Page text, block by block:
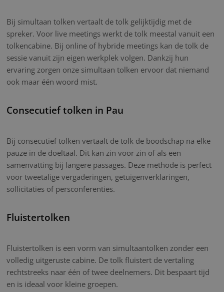
Bij simultaan tolken vertaalt de tolk gelijktijdig met de
spreker. Voor live meetings werkt de tolk meestal vanuit een
tolkencabine. Bij online of hybride meetings kan de tolk de
sessie vanuit zijn eigen werkplek volgen. Dankzij hun
ervaring zorgen onze simultaan tolken ervoor dat niemand
ook maar één woord mist.
Consecutief tolken in Pau
Bij consecutief tolken vertaalt de tolk de boodschap na elke
pauze in de doeltaal. Dit kan zin voor zin of als een
samenvatting bij langere passages. Deze methode is perfect
voor tweetalige vergaderingen, getuigenverklaringen,
sollicitaties of persconferenties.
Fluistertolken
Fluistertolken is een vorm van simultaantolken zonder een
volledig uitgeruste cabine. De tolk fluistert de vertaling
rechtstreeks naar één of twee deelnemers. Dit bespaart tijd
en is ideaal voor kleine groepen.